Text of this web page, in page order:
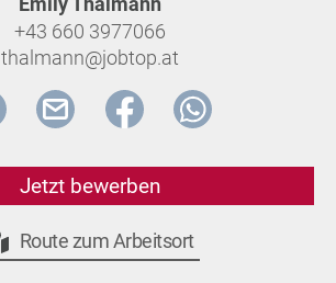
+43 660 3977066
thalmann@jobtop.at
Jetzt bewerben
Route zum Arbeitsort